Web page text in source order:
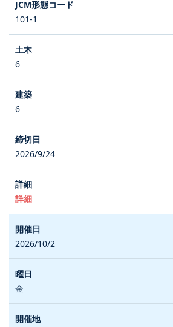
101-1
6
6
2026/9/24
詳細
2026/10/2
金